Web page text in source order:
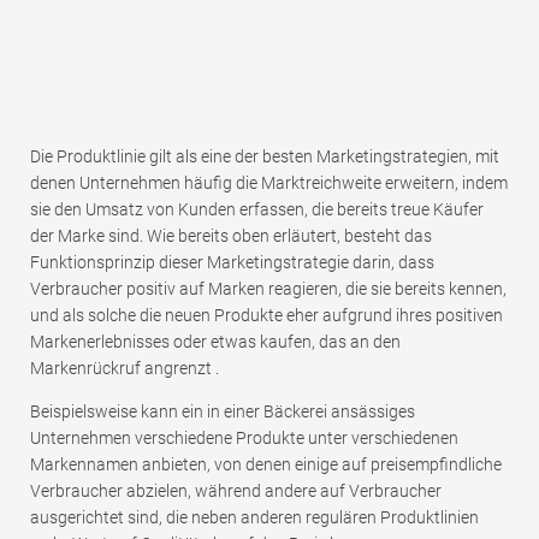
Die Produktlinie gilt als eine der besten Marketingstrategien, mit
denen Unternehmen häufig die Marktreichweite erweitern, indem
sie den Umsatz von Kunden erfassen, die bereits treue Käufer
der Marke sind. Wie bereits oben erläutert, besteht das
Funktionsprinzip dieser Marketingstrategie darin, dass
Verbraucher positiv auf Marken reagieren, die sie bereits kennen,
und als solche die neuen Produkte eher aufgrund ihres positiven
Markenerlebnisses oder etwas kaufen, das an den
Markenrückruf angrenzt .
Beispielsweise kann ein in einer Bäckerei ansässiges
Unternehmen verschiedene Produkte unter verschiedenen
Markennamen anbieten, von denen einige auf preisempfindliche
Verbraucher abzielen, während andere auf Verbraucher
ausgerichtet sind, die neben anderen regulären Produktlinien